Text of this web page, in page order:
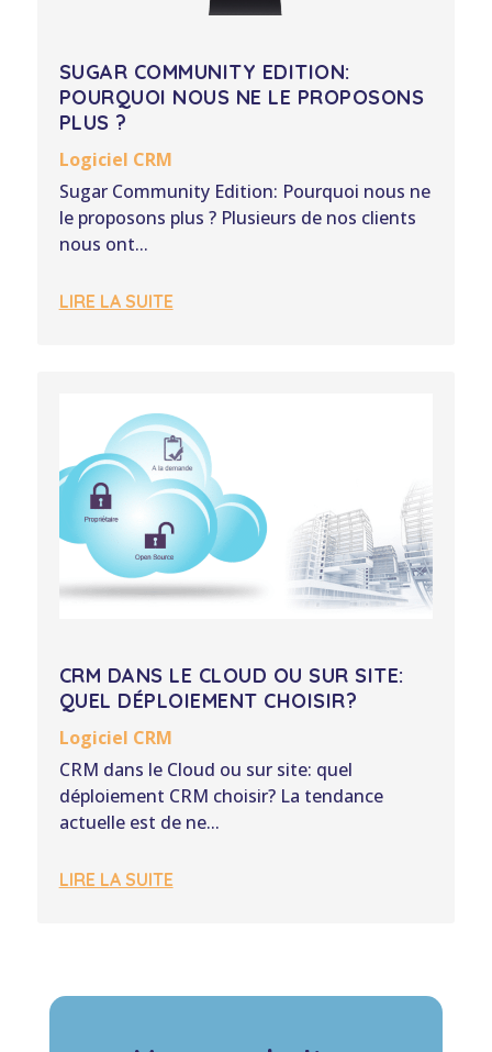
SUGAR COMMUNITY EDITION:
POURQUOI NOUS NE LE PROPOSONS
PLUS ?
Logiciel CRM
Sugar Community Edition: Pourquoi nous ne
le proposons plus ? Plusieurs de nos clients
nous ont...
LIRE LA SUITE
CRM DANS LE CLOUD OU SUR SITE:
QUEL DÉPLOIEMENT CHOISIR?
Logiciel CRM
CRM dans le Cloud ou sur site: quel
déploiement CRM choisir? La tendance
actuelle est de ne...
LIRE LA SUITE